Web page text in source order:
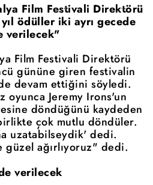
Film Festivali Direktörü
ödüller iki ayrı gecede
verilecek"
Film Festivali Direktörü
gününe giren festivalin
devam ettiğini söyledi.
oyunca Jeremy Irons'un
döndüğünü kaydeden
çok mutlu döndüler.
uzatabilseydik' dedi.
ağırlıyoruz" dedi.
verilecek